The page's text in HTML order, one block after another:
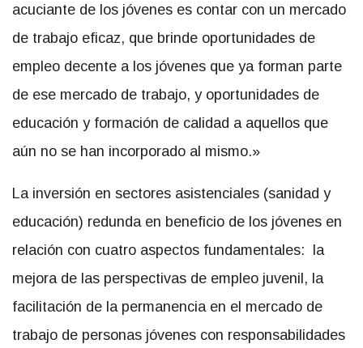
acuciante de los jóvenes es contar con un mercado
de trabajo eficaz, que brinde oportunidades de
empleo decente a los jóvenes que ya forman parte
de ese mercado de trabajo, y oportunidades de
educación y formación de calidad a aquellos que
aún no se han incorporado al mismo.»
La inversión en sectores asistenciales (sanidad y
educación) redunda en beneficio de los jóvenes en
relación con cuatro aspectos fundamentales: la
mejora de las perspectivas de empleo juvenil, la
facilitación de la permanencia en el mercado de
trabajo de personas jóvenes con responsabilidades